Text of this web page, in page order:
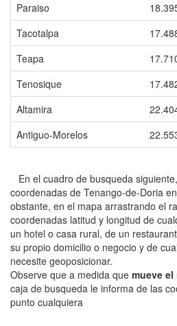
Paraiso
Tacotalpa
Teapa
Tenosique
Altamira
Antiguo-Morelos
En el cuadro de busqueda
coordenadas de Tenango-de-Doria
obstante, en el mapa arrastrando el
coordenadas latitud y longitud de
un hotel o casa rural, de un
su propio domicilio o negocio y de
necesite geoposicionar.
Observe que a medida que mueve
caja de busqueda le informa de las
punto cualquiera